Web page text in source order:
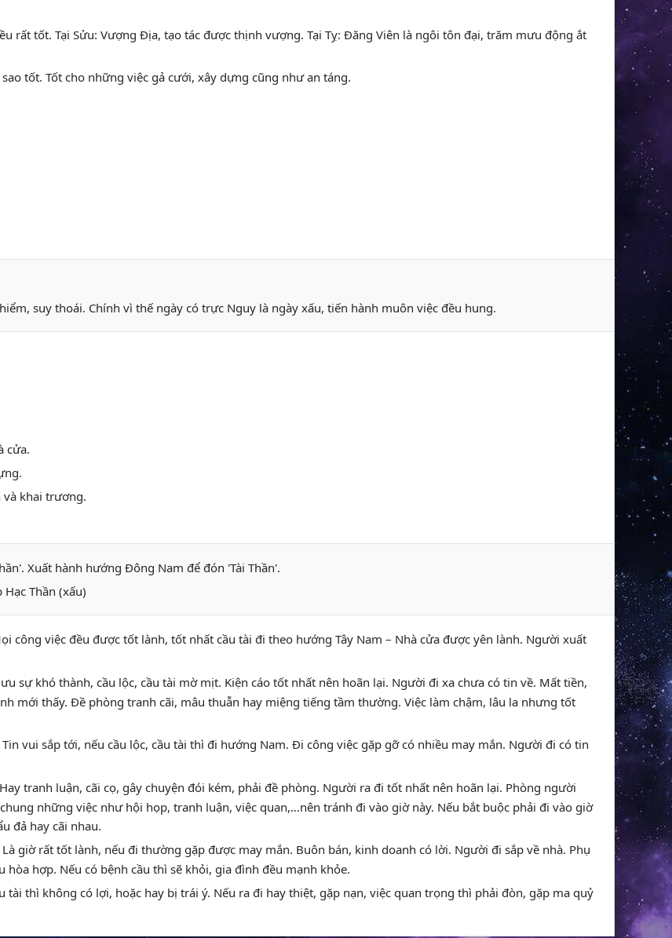
rất tốt. Tại Sửu: Vượng Địa, tạo tác được thịnh vượng. Tại Tỵ: Đăng Viên là ngôi tôn đại, trăm mưu động ắt
tốt. Tốt cho những việc gả cưới, xây dựng cũng như an táng.
suy thoái. Chính vì thế ngày có trực Nguy là ngày xấu, tiến hành muôn việc đều hung.
cửa.
và khai trương.
Xuất hành hướng Đông Nam để đón 'Tài Thần'.
Thần (xấu)
công việc đều được tốt lành, tốt nhất cầu tài đi theo hướng Tây Nam – Nhà cửa được yên lành. Người xuất
sự khó thành, cầu lộc, cầu tài mờ mịt. Kiện cáo tốt nhất nên hoãn lại. Người đi xa chưa có tin về. Mất tiền,
mới thấy. Đề phòng tranh cãi, mâu thuẫn hay miệng tiếng tầm thường. Việc làm chậm, lâu la nhưng tốt
Tin vui sắp tới, nếu cầu lộc, cầu tài thì đi hướng Nam. Đi công việc gặp gỡ có nhiều may mắn. Người đi có tin
Hay tranh luận, cãi cọ, gây chuyện đói kém, phải đề phòng. Người ra đi tốt nhất nên hoãn lại. Phòng người
những việc như hội họp, tranh luận, việc quan,…nên tránh đi vào giờ này. Nếu bắt buộc phải đi vào giờ
đả hay cãi nhau.
Là giờ rất tốt lành, nếu đi thường gặp được may mắn. Buôn bán, kinh doanh có lời. Người đi sắp về nhà. Phụ
hợp. Nếu có bệnh cầu thì sẽ khỏi, gia đình đều mạnh khỏe.
tài thì không có lợi, hoặc hay bị trái ý. Nếu ra đi hay thiệt, gặp nạn, việc quan trọng thì phải đòn, gặp ma quỷ